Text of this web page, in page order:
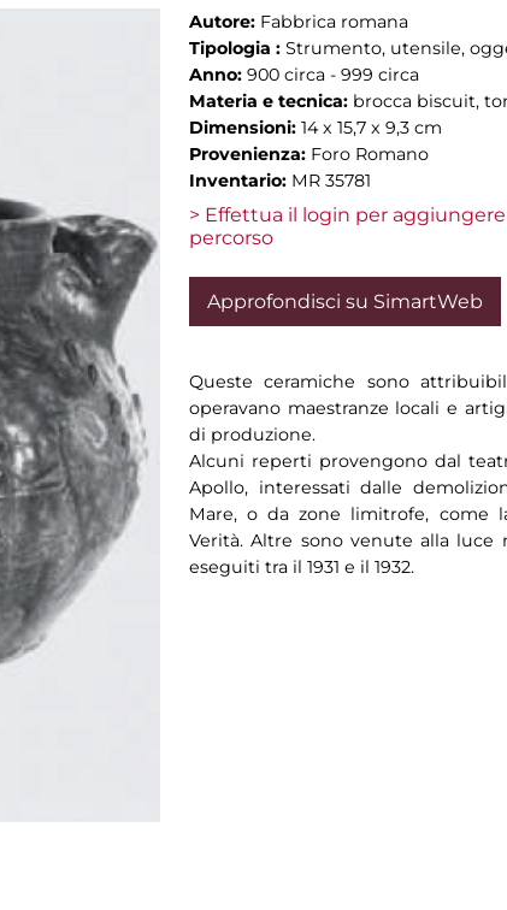
Autore: Fabbrica romana
Tipologia : Strumento, utensile,
Anno: 900 circa - 999 circa
Materia e tecnica: brocca biscuit,
Dimensioni: 14 x 15,7 x 9,3 cm
Provenienza: Foro Romano
Inventario: MR 35781
> Effettua il login per
percorso
Approfondisci su SimartWeb
Queste ceramiche sono
operavano maestranze locali e
di produzione.
Alcuni reperti provengono dal
Apollo, interessati dalle
Mare, o da zone limitrofe, come
Verità. Altre sono venute alla luce
eseguiti tra il 1931 e il 1932.